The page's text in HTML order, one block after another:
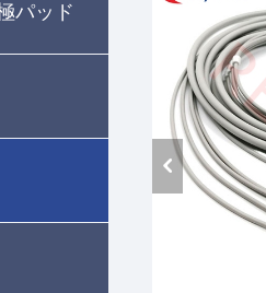
パッド